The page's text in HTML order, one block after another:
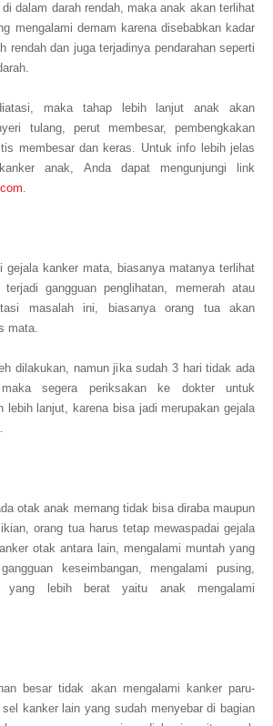
dalam darah rendah, maka anak akan terlihat
mengalami demam karena disebabkan kadar
rendah dan juga terjadinya pendarahan seperti
maka tahap lebih lanjut anak akan
tulang, perut membesar, pembengkakan
membesar dan keras. Untuk info lebih jelas
anak, Anda dapat mengunjungi link
.
gejala kanker mata, biasanya matanya terlihat
gangguan penglihatan, memerah atau
masalah ini, biasanya orang tua akan
mata.
dilakukan, namun jika sudah 3 hari tidak ada
maka segera periksakan ke dokter untuk
lebih lanjut, karena bisa jadi merupakan gejala
otak anak memang tidak bisa diraba maupun
orang tua harus tetap mewaspadai gejala
otak antara lain, mengalami muntah yang
keseimbangan, mengalami pusing,
yang lebih berat yaitu anak mengalami
besar tidak akan mengalami kanker paru-
kanker lain yang sudah menyebar di bagian